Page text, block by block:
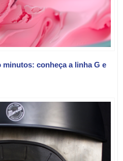
conheça a linha G e